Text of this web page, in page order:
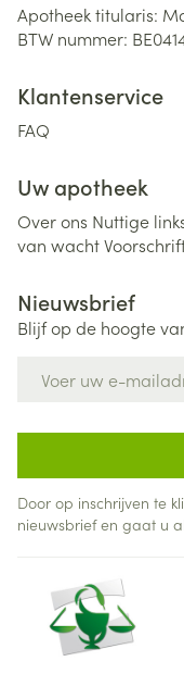
Apotheek titularis:
BTW nummer:
Klantenservice
FAQ
Uw apotheek
Over ons Nuttige
van wacht
Nieuwsbrief
Blijf op de hoogte
Door op inschrijven te
nieuwsbrief en gaat u